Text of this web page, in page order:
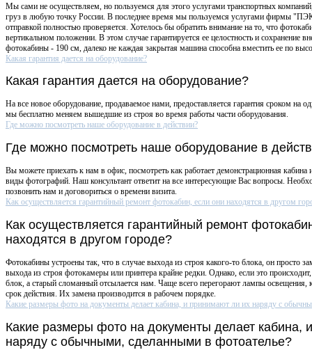
Мы сами не осуществляем, но пользуемся для этого услугами транспортных
груз в любую точку России. В последнее время мы пользуемся услугами фирмы
отправкой полностью проверяется. Хотелось бы обратить внимание на то, что
вертикальном положении. В этом случае гарантируется ее целостность и сохранение
фотокабины - 190 см, далеко не каждая закрытая машина способна вместить ее по
Какая гарантия дается на оборудование?
Какая гарантия дается на оборудование?
На все новое оборудование, продаваемое нами, предоставляется гарантия сроком на
мы бесплатно меняем вышедшие из строя во время работы части оборудования.
Где можно посмотреть наше оборудование в действии?
Где можно посмотреть наше оборудование в
Вы можете приехать к нам в офис, посмотреть как работает демонстрационная кабина
виды фотографий. Наш консультант ответит на все интересующие Вас вопросы.
позвонить нам и договориться о времени визита.
Как осуществляется гарантийный ремонт фотокабин, если они находятся в другом
Как осуществляется гарантийный ремонт
находятся в другом городе?
Фотокабины устроены так, что в случае выхода из строя какого-то блока, он просто
выхода из строя фотокамеры или принтера крайне редки. Однако, если это
блок, а старый сломанный отсылается нам. Чаще всего перегорают лампы освещения,
срок действия. Их замена производится в рабочем порядке.
Какие размеры фото на документы делает кабина, и принимают ли их наряду с
Какие размеры фото на документы делает кабина,
наряду с обычными, сделанными в фотоателье?